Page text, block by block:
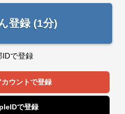
登録 (1分)
IDで登録
ウントで登録
で登録